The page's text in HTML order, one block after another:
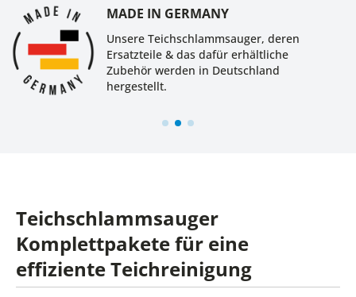
MADE IN GERMANY
Unsere Teichschlammsauger, deren
Ersatzteile & das dafür erhältliche
Zubehör werden in Deutschland
hergestellt.
Teichschlammsauger
Komplettpakete für eine
effiziente Teichreinigung